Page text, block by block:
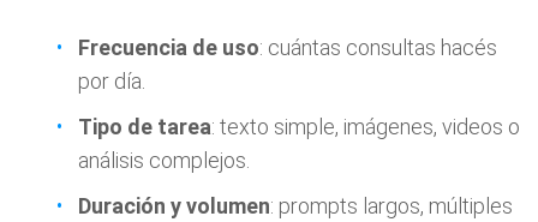
Frecuencia de uso: cuántas consultas hacés
por día.
Tipo de tarea: texto simple, imágenes, videos o
análisis complejos.
Duración y volumen: prompts largos, múltiples